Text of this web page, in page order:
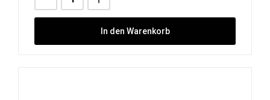
In den Warenkorb